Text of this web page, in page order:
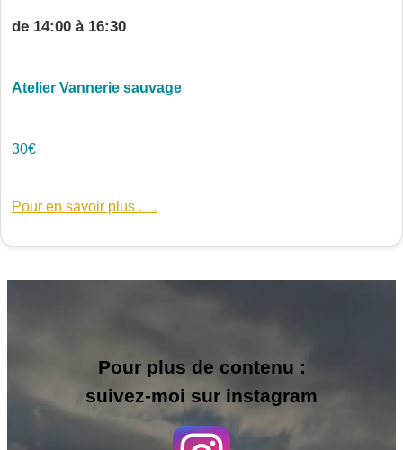
Atelier Vannerie sauvage
de 14:00 à 16:30
30€
Pour en savoir plus . . .
Pour plus de contenu :
suivez-moi sur instagram